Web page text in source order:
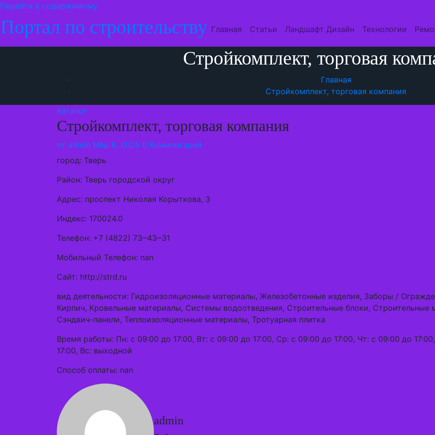
Перейти к содержимому
Портал по строительству Главная Статьи Ландшафт Дизайн Технологии
Стройкомплект, торговая
Главная
Стройкомплект, торговая компания
Каталог
Стройкомплект, торговая компания
от admin Мар 8, 2025 0 Комментарий
город: Тверь
Район: Тверь городской округ
Адрес: проспект Николая Корыткова, 3
Индекс: 170024.0
Телефон: +7 (4822) 73‒43‒31
Мобильный Телефон: nan
Сайт: http://strd.ru
вид деятельности: Гидроизоляционные материалы, Железобетонные изделия, Заборы /
Кирпич, Кровельные материалы, Системы водоотведения, Строительные блоки, Строительные
Сэндвич-панели, Теплоизоляционные материалы, Тротуарная плитка
Время работы: Пн: с 09:00 до 17:00, Вт: с 09:00 до 17:00, Ср: с 09:00 до 17:00, Чт: с 09:00 до
17:00, Вс: выходной
Способ оплаты: nan
admin